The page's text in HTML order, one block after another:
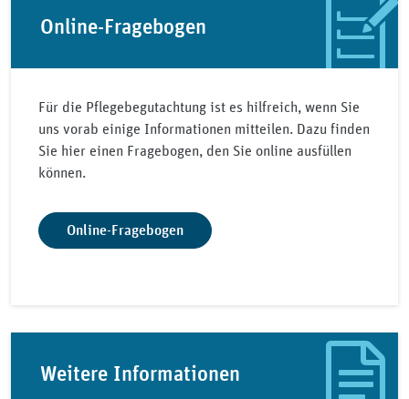
Online-Fragebogen
Für die Pflegebegutachtung ist es hilfreich, wenn Sie
uns vorab einige Informationen mitteilen. Dazu finden
Sie hier einen Fragebogen, den Sie online ausfüllen
können.
Online-Fragebogen
Weitere Informationen